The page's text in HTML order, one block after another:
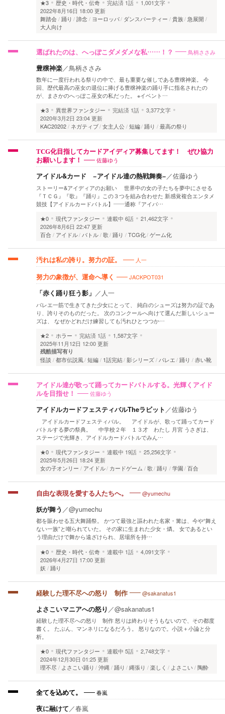
★3 歴史・時代・伝奇 完結済 1話
1,001文字
2022年8月16日 18:00 更新
舞踏会 踊り 諦念 ヨーロッパ ダンスパーティー 貴族 急展開
大人向け
選ばれたのは、へっぽこダメダメな私……！？ 鳥柄ささみ
豊穣神楽／鳥柄ささみ
数年に一度行われる祭りの中で、最も重要な催しである豊穣神楽。 今
回、歴代最高の巫女の退位に捧げる豊穣神楽の踊り手に指名されたの
が、まさかのへっぽこ巫女の私だった。 ※イベント…
★3
異世界ファンタジー 完結済 1話
3,377文字
2020年3月2日 23:04 更新
KAC20202
ネガティブ 女主人公 短編 踊り 最高の祭り
TCG化目指してカードアイディア募集してます！ ぜひ協力
お願いします！
佐藤ゆう
アイドル&カード −アイドル達の熱戦舞奏−／佐藤ゆう
ストーリー&アイディアのお願い 世界中の女の子たちを夢中にさせる
『ＴＣＧ』『歌』『踊り』この３つを組み合わせた 新感覚複合エンタメ
競技【アイドルカードバトル】――通称『アイバ…
★0
現代ファンタジー 連載中 6話
21,462文字
2026年8月6日 22:47 更新
百合
アイドル バトル 歌 踊り TCG化 ゲーム化
汚れは私の誇り。努力の証。 人一
努力の象徴が、運命へ導く JACKPOT031
「赤く踊り狂う影」 ／ 人一
バレエ一筋で生きてきた少女にとって、 純白のシューズは努力の証であ
り、誇りそのものだった。 次のコンクールへ向けて選んだ新しいシュー
ズは、 なぜかどれだけ練習しても汚れひとつつか…
★2
ホラー 完結済 1話
1,587文字
2025年11月12日 12:00 更新
残酷描写有り
怪談 都市伝説風 短編 1話完結 影シリーズ バレエ 踊り 赤い靴
アイドル達が歌って踊ってカードバトルする。光輝くアイド
ルを目指せ！
佐藤ゆう
アイドルカードフェスティバルTheラビット ／佐藤ゆう
アイドルカードフェスティバル。 アイドルが、歌って踊ってカード
バトルする夢の祭典。 中学校２年 １３才 わたし 月宮 うさぎは、
ステージで光輝き、アイドルカードバトルでみん…
★0
現代ファンタジー 連載中 19話
25,256文字
2025年5月26日 18:24 更新
女の子オンリー
アイドル カードゲーム 歌 踊り 学園 百合
自由な表現を愛する人たちへ。 @yumechu
妖が舞う ／@yumechu
都を賑わせる五大舞踊祭。 かつて最強と謳われた名家・篝は、今や“舞え
ない一族”と嘲られていた。 その家に生まれた少女・燐。 女であるとい
う理由だけで舞から遠ざけられ、居場所を持…
★0
歴史・時代・伝奇 連載中 1話
4,091文字
2026年4月27日 17:00 更新
妖 踊り
経験した理不尽への怒り 制作 @sakanatus1
よさこいマニアへの怒り ／@sakanatus1
経験した理不尽への怒り 制作 怒りは終わりそうもないので、その都度
書く。 たぶん、マンネリになるだろう。 怒りなので。小説＋小論と分
析。
★0
現代ファンタジー 連載中 5話
2,748文字
2024年12月30日 01:25 更新
理不尽
よさこい踊り 沖縄 踊り 縄張り 楽しく よさこい 陶酔
全てを込めて。 春嵐
夜に融けて／春嵐